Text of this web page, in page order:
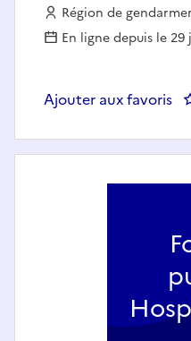
Employeur :
Région de
En ligne depuis le
Ajouter aux favoris :